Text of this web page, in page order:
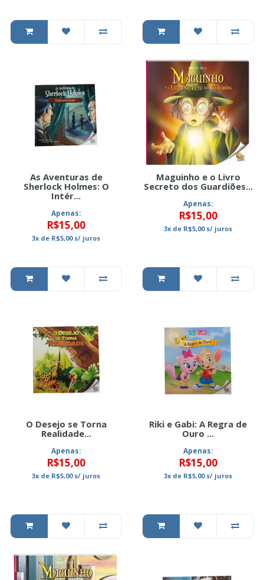
As Aventuras de
Sherlock Holmes: O
Intér...
Apenas:
R$15,00
3x de R$5,00s/ juros
Maguinho e o Livro
Secreto dos Guardiões...
Apenas:
R$15,00
3x de R$5,00s/ juros
O Desejo se Torna
Realidade...
Apenas:
R$15,00
3x de R$5,00s/ juros
Riki e Gabi: A Regra de
Ouro ...
Apenas:
R$15,00
3x de R$5,00s/ juros